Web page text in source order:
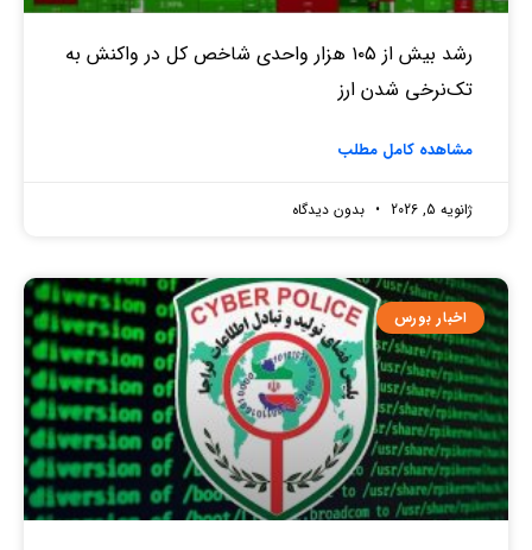
رشد بیش از ۱۰۵ هزار واحدی شاخص کل در واکنش به
تک‌نرخی شدن ارز
مشاهده کامل مطلب
ژانویه 5, 2026 بدون دیدگاه
اخبار بورس